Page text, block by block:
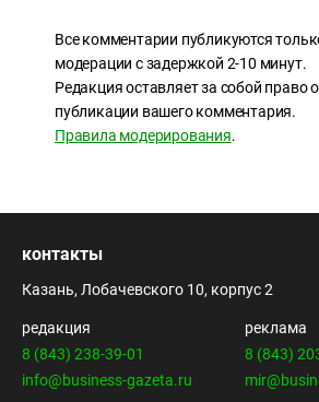
Все комментарии публикуются
модерации с задержкой 2-10 минут.
Редакция оставляет за собой право
публикации вашего комментария.
Правила модерирования.
контакты
Казань, Лобачевского 10, корпус 2
редакция
8 (843) 238-39-01
info@business-gazeta.ru
реклама
8 (843)